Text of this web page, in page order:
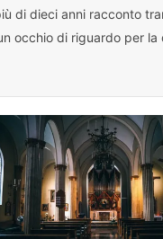
di dieci anni racconto
occhio di riguardo per la